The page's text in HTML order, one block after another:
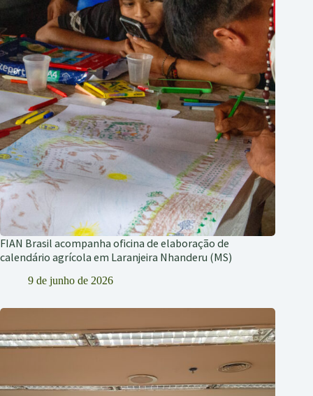
FIAN Brasil acompanha oficina de elaboração de
calendário agrícola em Laranjeira Nhanderu (MS)
9 de junho de 2026